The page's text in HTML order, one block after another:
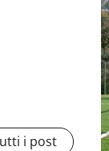
i post